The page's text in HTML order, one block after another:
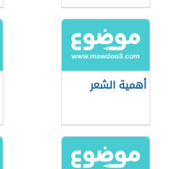
أهمية الشعر